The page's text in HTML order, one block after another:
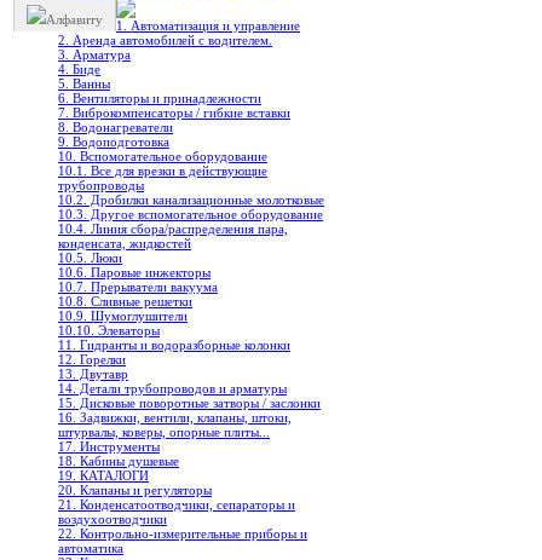
Алфавиту
1. Автоматизация и управление
2. Аренда автомобилей с водителем.
3. Арматура
4. Биде
5. Ванны
6. Вентиляторы и принадлежности
7. Виброкомпенсаторы / гибкие вставки
8. Водонагреватели
9. Водоподготовка
10. Вспомогательное оборудование
10.1. Все для врезки в действующие
трубопроводы
10.2. Дробилки канализационные молотковые
10.3. Другое вспомогательное оборудование
10.4. Линия сбора/распределения пара,
конденсата, жидкостей
10.5. Люки
10.6. Паровые инжекторы
10.7. Прерыватели вакуума
10.8. Сливные решетки
10.9. Шумоглушители
10.10. Элеваторы
11. Гидранты и водоразборные колонки
12. Горелки
13. Двутавр
14. Детали трубопроводов и арматуры
15. Дисковые поворотные затворы / заслонки
16. Задвижки, вентили, клапаны, штоки,
штурвалы, коверы, опорные плиты...
17. Инструменты
18. Кабины душевые
19. КАТАЛОГИ
20. Клапаны и регуляторы
21. Конденсатоотводчики, сепараторы и
воздухоотводчики
22. Контрольно-измерительные приборы и
автоматика